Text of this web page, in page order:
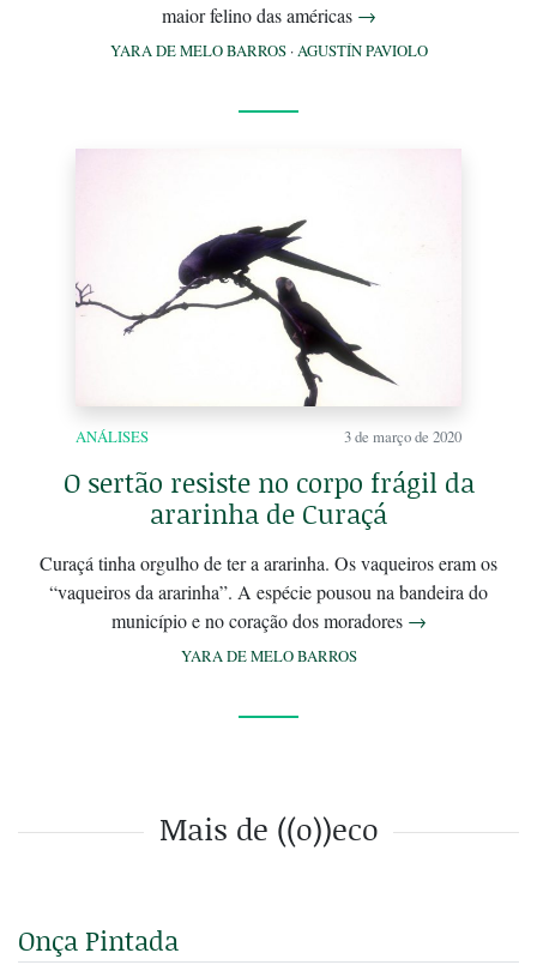
maior felino das américas →
YARA DE MELO BARROS·AGUSTÍN PAVIOLO
ANÁLISES 3 de março de 2020
O sertão resiste no corpo frágil da
ararinha de Curaçá
Curaçá tinha orgulho de ter a ararinha. Os vaqueiros eram os
“vaqueiros da ararinha”. A espécie pousou na bandeira do
município e no coração dos moradores →
YARA DE MELO BARROS
Mais de ((o))eco
Onça Pintada